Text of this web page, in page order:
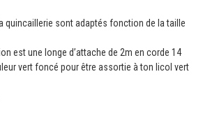
quincaillerie sont adaptés fonction de la taille
est une longe d’attache de 2m en corde 14
vert foncé pour être assortie à ton licol vert